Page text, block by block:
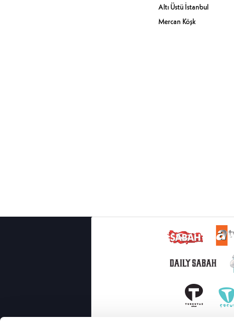
Altı Üstü İstanbul
Mercan Köşk